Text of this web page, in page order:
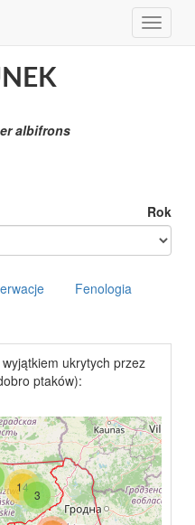
Toggle
albifrons
Rok
Fenologia
ukrytych przez
ptaków):
14
3